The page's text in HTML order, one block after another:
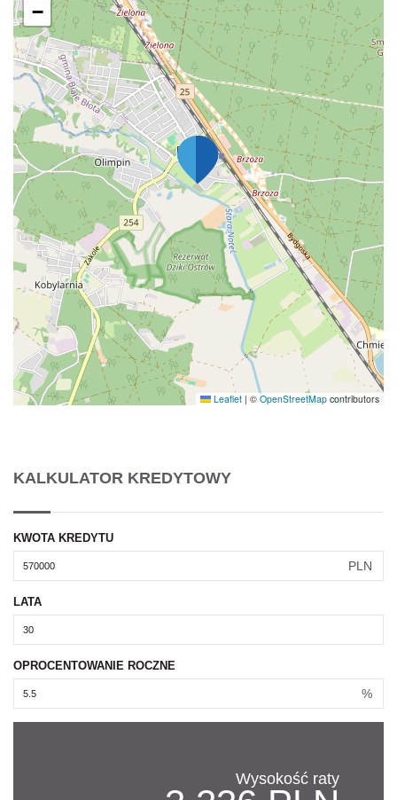
−
Leaflet | © OpenStreetMap contributors
KALKULATOR KREDYTOWY
KWOTA KREDYTU
PLN
LATA
OPROCENTOWANIE ROCZNE
%
Wysokość raty